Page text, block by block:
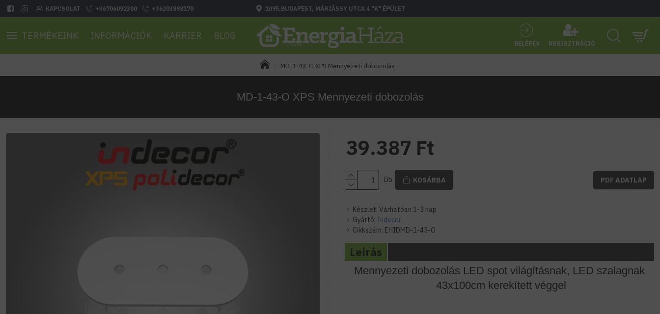
KAPCSOLAT +36706092300 +36203898170 1095.BUDAPEST, MÁRIÁSSY UTCA 4 "K" ÉPÜLET
TERMÉKEINK INFORMÁCIÓK KARRIER BLOG
BELÉPÉS REGISZTRÁCIÓ
MD-1-43-O XPS Mennyezeti dobozolás
MD-1-43-O XPS Mennyezeti dobozolás
Készlet: Várhatóan 1-3 nap
Gyártó: Indecor
Cikkszám: EHIDMD-1-43-O
39.387 Ft
Db KOSÁRBA PDF ADATLAP
Leírás
Mennyezeti dobozolás LED spot világításnak, LED szalagnak
43x100cm kerekített véggel